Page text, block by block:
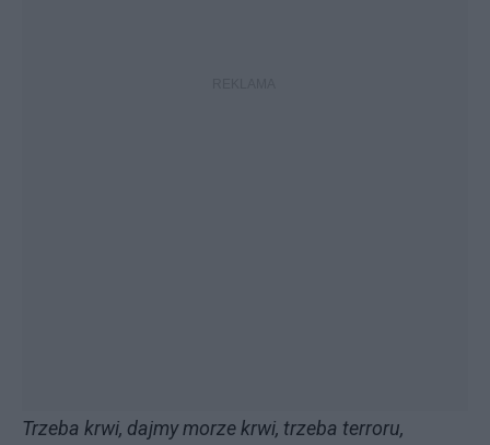
Trzeba krwi, dajmy morze krwi, trzeba terroru,